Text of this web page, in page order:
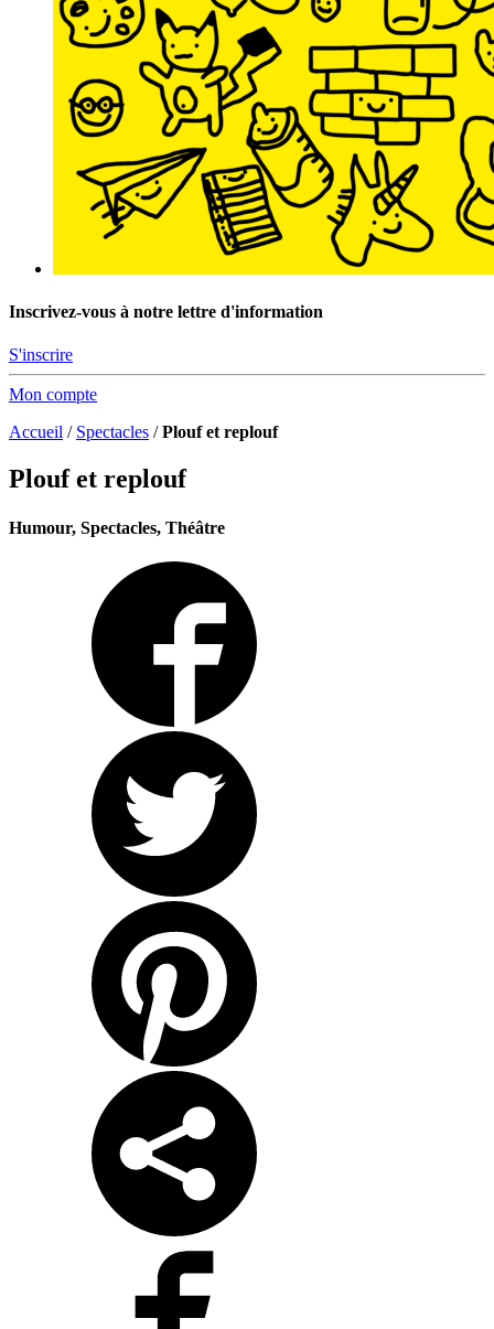
Inscrivez-vous à notre lettre d'information
S'inscrire
Mon compte
Accueil / Spectacles /Plouf et replouf
Plouf et replouf
Humour, Spectacles, Théâtre